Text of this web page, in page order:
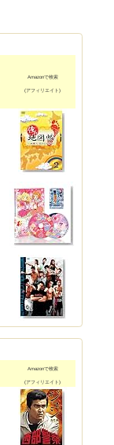
Amazonで検索
(アフィリエイト)
Amazonで検索
(アフィリエイト)